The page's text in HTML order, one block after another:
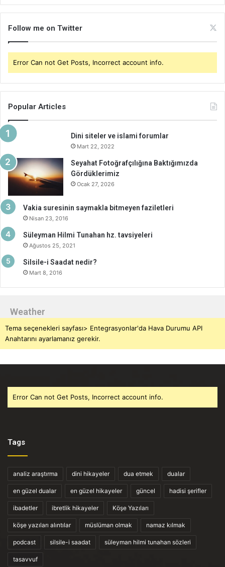
Follow me on Twitter
Error Can not Get Posts, Incorrect account info.
Popular Articles
Dini siteler ve islami forumlar
Mart 22, 2022
Seyahat Fotoğrafçılığına Baktığımızda
Gördüklerimiz
Ocak 27, 2026
Vakia suresinin saymakla bitmeyen faziletleri
Nisan 23, 2016
Süleyman Hilmi Tunahan hz. tavsiyeleri
Ağustos 25, 2021
Silsile-i Saadat nedir?
Mart 8, 2016
Weather
Tema seçenekleri sayfası> Entegrasyonlar'da Hava Durumu API
Anahtarını ayarlamanız gerekir.
Error Can not Get Posts, Incorrect account info.
Tags
analiz araştırma dini hikayeler dua etmek dualar
en güzel dualar en güzel hikayeler güncel hadisi şerifler
ibadetler ibretlik hikayeler Köşe Yazıları
köşe yazıları alıntılar müslüman olmak namaz kılmak
podcast silsile-i saadat süleyman hilmi tunahan sözleri
tasavvuf